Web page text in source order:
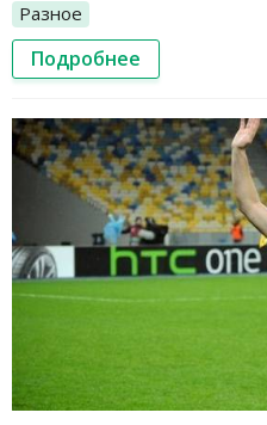
Разное
Подробнее